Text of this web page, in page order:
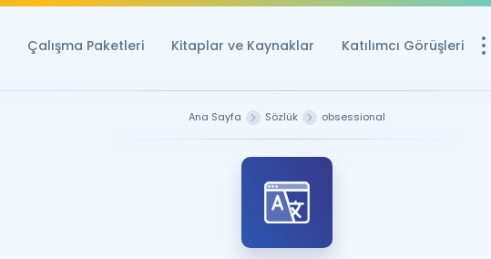
Çalışma Paketleri Kitaplar ve Kaynaklar Katılımcı Görüşleri
Ücretsiz
Ana Sayfa Sözlük obsessional